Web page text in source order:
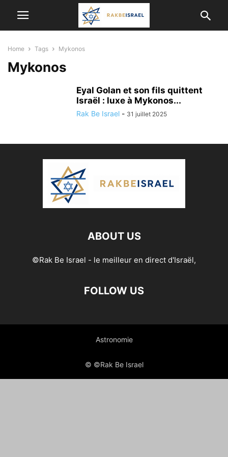
Home Tags Mykonos
Mykonos
Eyal Golan et son fils quittent
Israël : luxe à Mykonos...
Rak Be Israel - 31 juillet 2025
ABOUT US
©Rak Be Israel - le meilleur en direct d'Israël,
FOLLOW US
Astronomie
© ©Rak Be Israel